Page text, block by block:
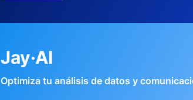
Jay·AI
Optimiza tu análisis de datos y